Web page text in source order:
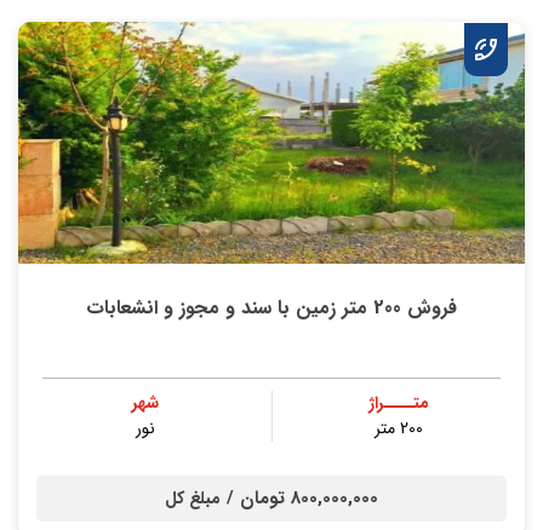
فروش 200 متر زمین با سند و مجوز و انشعابات
متــــراژ
200 متر
شهر
نور
800,000,000 تومان / مبلغ کل